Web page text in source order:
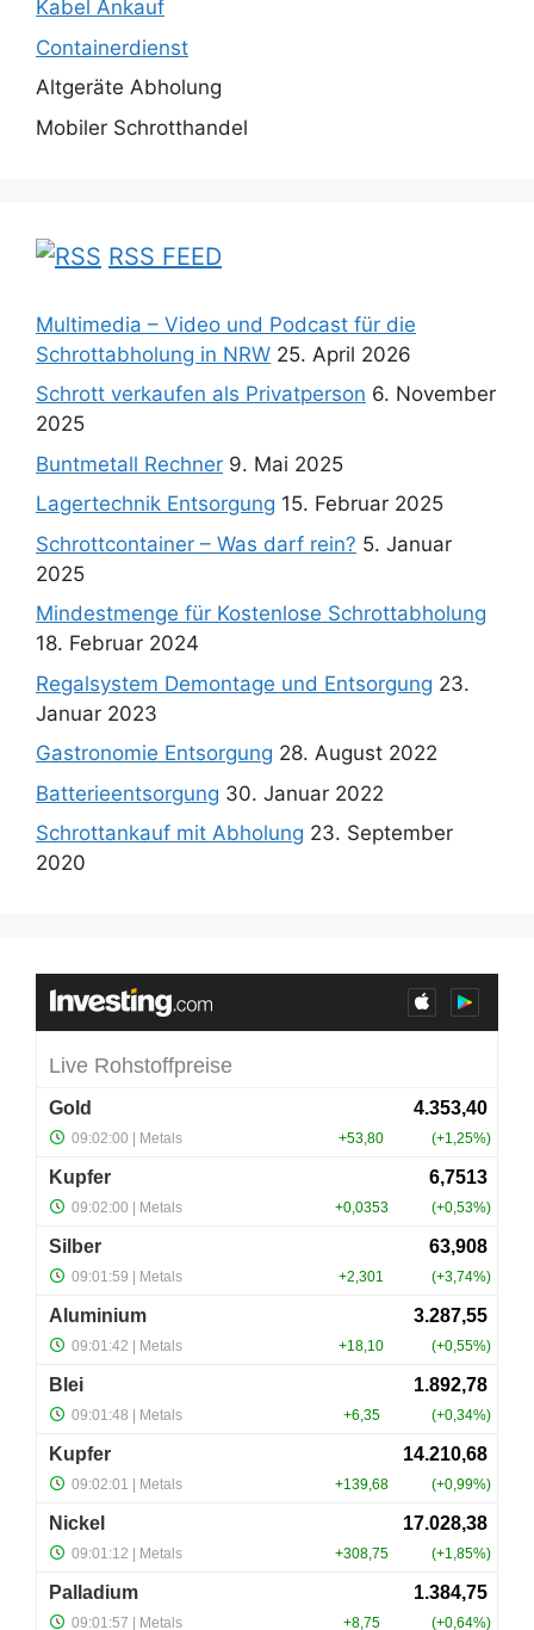
Kabel Ankauf
Containerdienst
Altgeräte Abholung
Mobiler Schrotthandel
RSS FEED
Multimedia – Video und Podcast für die
Schrottabholung in NRW 25. April 2026
Schrott verkaufen als Privatperson 6. November
2025
Buntmetall Rechner 9. Mai 2025
Lagertechnik Entsorgung 15. Februar 2025
Schrottcontainer – Was darf rein? 5. Januar
2025
Mindestmenge für Kostenlose Schrottabholung
18. Februar 2024
Regalsystem Demontage und Entsorgung 23.
Januar 2023
Gastronomie Entsorgung 28. August 2022
Batterieentsorgung 30. Januar 2022
Schrottankauf mit Abholung 23. September
2020